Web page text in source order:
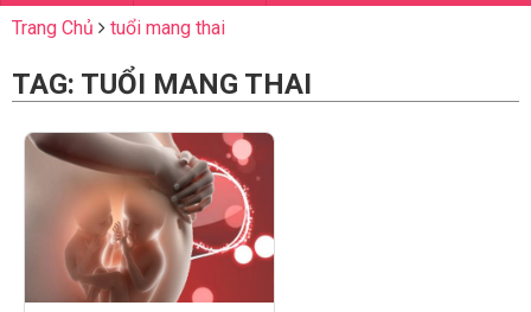
Trang Chủ tuổi mang thai
TAG: TUỔI MANG THAI